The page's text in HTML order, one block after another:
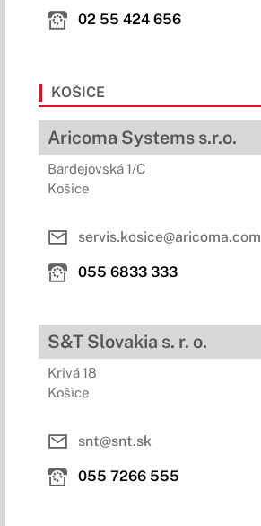
02 55 424 656
KOŠICE
Aricoma Systems s.r.o.
Bardejovská 1/C
Košice
servis.kosice@aricoma.com
055 6833 333
S&T Slovakia s. r. o.
Krivá 18
Košice
snt@snt.sk
055 7266 555